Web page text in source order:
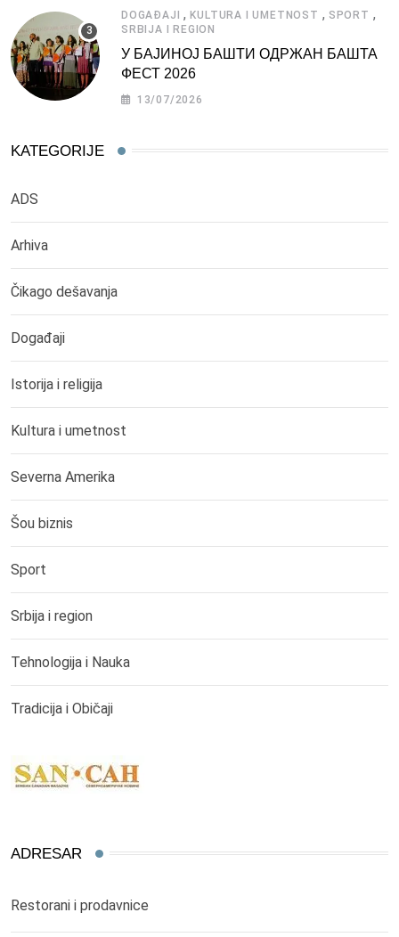
DOGAĐAJI ,KULTURA I UMETNOST , SPORT ,
SRBIJA I REGION
У БАЈИНОЈ БАШТИ ОДРЖАН БАШТА
ФЕСТ 2026
13/07/2026
KATEGORIJE
ADS
Arhiva
Čikago dešavanja
Događaji
Istorija i religija
Kultura i umetnost
Severna Amerika
Šou biznis
Sport
Srbija i region
Tehnologija i Nauka
Tradicija i Običaji
ADRESAR
Restorani i prodavnice